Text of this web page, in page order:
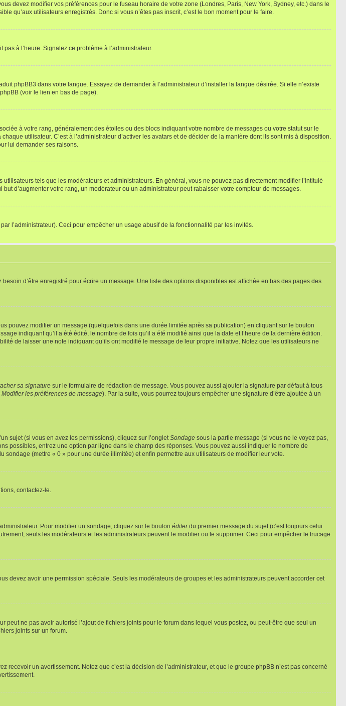
devez modifier vos préférences pour le fuseau horaire de votre zone (Londres, Paris, New York, Sydney, etc.) dans le
qu’aux utilisateurs enregistrés. Donc si vous n’êtes pas inscrit, c’est le bon moment pour le faire.
à l’heure. Signalez ce problème à l’administrateur.
phpBB3 dans votre langue. Essayez de demander à l’administrateur d’installer la langue désirée. Si elle n’existe
(voir le lien en bas de page).
à votre rang, généralement des étoiles ou des blocs indiquant votre nombre de messages ou votre statut sur le
utilisateur. C’est à l’administrateur d’activer les avatars et de décider de la manière dont ils sont mis à disposition.
lui demander ses raisons.
tels que les modérateurs et administrateurs. En général, vous ne pouvez pas directement modifier l’intitulé
d’augmenter votre rang, un modérateur ou un administrateur peut rabaisser votre compteur de messages.
l’administrateur). Ceci pour empêcher un usage abusif de la fonctionnalité par les invités.
d’être enregistré pour écrire un message. Une liste des options disponibles est affichée en bas des pages des
pouvez modifier un message (quelquefois dans une durée limitée après sa publication) en cliquant sur le bouton
indiquant qu’il a été édité, le nombre de fois qu’il a été modifié ainsi que la date et l’heure de la dernière édition.
de laisser une note indiquant qu’ils ont modifié le message de leur propre initiative. Notez que les utilisateurs ne
sa signature sur le formulaire de rédaction de message. Vous pouvez aussi ajouter la signature par défaut à tous
les préférences de message). Par la suite, vous pourrez toujours empêcher une signature d’être ajoutée à un
sujet (si vous en avez les permissions), cliquez sur l’ongletSondage sous la partie message (si vous ne le voyez pas,
possibles, entrez une option par ligne dans le champ des réponses. Vous pouvez aussi indiquer le nombre de
(mettre « 0 » pour une durée illimitée) et enfin permettre aux utilisateurs de modifier leur vote.
contactez-le.
Pour modifier un sondage, cliquez sur le bouton éditerdu premier message du sujet (c’est toujours celui
seuls les modérateurs et les administrateurs peuvent le modifier ou le supprimer. Ceci pour empêcher le trucage
devez avoir une permission spéciale. Seuls les modérateurs de groupes et les administrateurs peuvent accorder cet
peut ne pas avoir autorisé l’ajout de fichiers joints pour le forum dans lequel vous postez, ou peut-être que seul un
joints sur un forum.
un avertissement. Notez que c’est la décision de l’administrateur, et que le groupe phpBB n’est pas concerné